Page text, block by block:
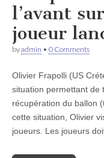
l’avant
joueur
byadmin • 0 Comments
Olivier Frapolli (US
situation permettant de
récupération du ballon
cette situation, Olivier
joueurs. Les joueurs